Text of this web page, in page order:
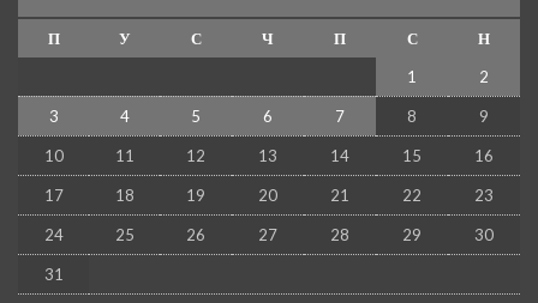
П У С Ч П С
Н
1
2
3 4 5 6 7 8 9
10 11 12 13 14 15 16
17 18 19 20 21 22 23
24 25 26 27 28 29 30
31